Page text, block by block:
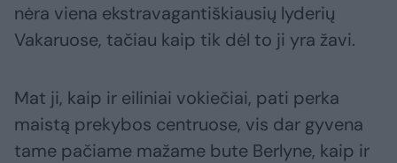
nėra viena ekstravagantiškiausių lyderių
Vakaruose, tačiau kaip tik dėl to ji yra žavi.
Mat ji, kaip ir eiliniai vokiečiai, pati perka
maistą prekybos centruose, vis dar gyvena
tame pačiame mažame bute Berlyne, kaip ir